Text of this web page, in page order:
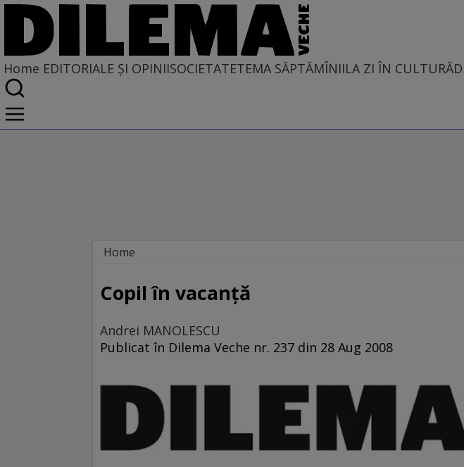
Home EDITORIALE ȘI OPINIISOCIETATETEMA SĂPTĂMÎNIILA ZI ÎN CULTURĂ
Home
TÎLC SHOW
Copil în vacanţă
Andrei MANOLESCU
Publicat în Dilema Veche nr. 237 din 28 Aug 2008